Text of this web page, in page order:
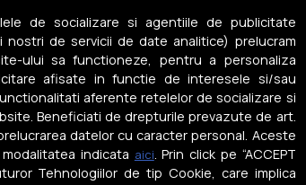
Dimitrie
B2B, 020335,
de socializare si agentiile de publicitate
nostri de servicii de date analitice) prelucram
ului sa functioneze, pentru a personaliza
afisate in functie de interesele si/sau
aferente retelelor de socializare si
Beneficiati de drepturile prevazute de art.
datelor cu caracter personal. Aceste
indicata aici. Prin click pe “ACCEPT
Tehnologiilor de tip Cookie, care implica